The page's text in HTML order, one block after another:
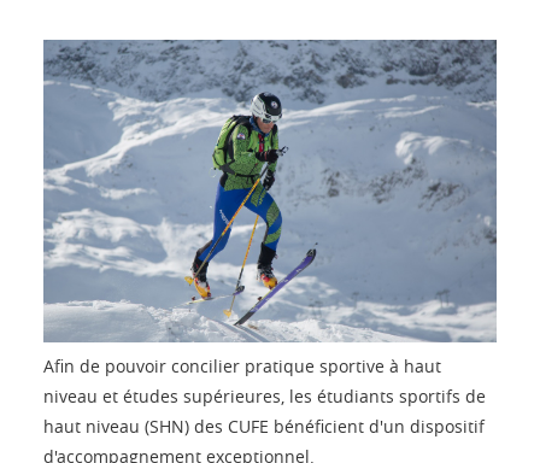
Afin de pouvoir concilier pratique sportive à haut
niveau et études supérieures, les étudiants sportifs de
haut niveau (SHN) des CUFE bénéficient d'un dispositif
d'accompagnement exceptionnel.